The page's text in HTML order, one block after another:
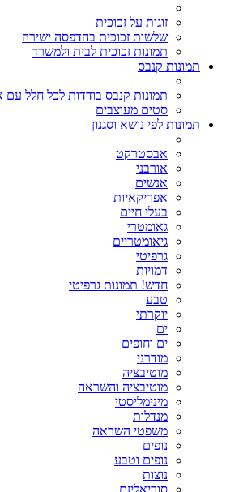
זוגות על זכוכית
שלשות זכוכית בהדפסה ישירה
תמונות זכוכית לבית ולמשרד
תמונות קנבס
תמונות קנבס בודדות לכל חלל עם
סטים מעוצבים
תמונות לפי נושא וסגנון
אבסטרקט
אורבני
אנשים
אפריקאיות
בעלי חיים
גאומטרי
גיאומטריים
גרפיטי
דמויות
חדש! תמונות גרפיטי
טבע
יוקרתי
ים
ים וחופים
מודרני
מוטיבציה
מוטיבציה והשראה
מינימליסטי
מנדלות
משפטי השראה
נופים
נופים וטבע
נוצות
סוריאליזם